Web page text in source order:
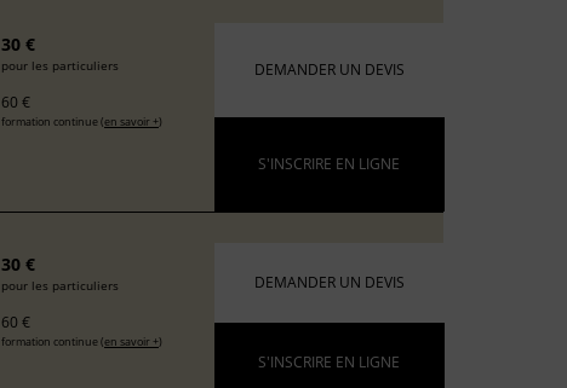
30 €
pour les particuliers
60 €
formation continue (en savoir +)
DEMANDER UN DEVIS
S'INSCRIRE EN LIGNE
30 €
pour les particuliers
60 €
formation continue (en savoir +)
DEMANDER UN DEVIS
S'INSCRIRE EN LIGNE